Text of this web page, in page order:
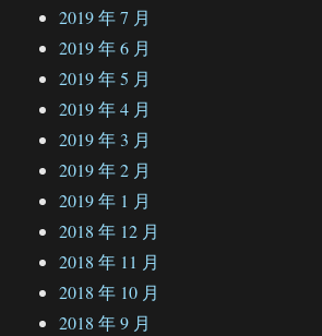
2019 年 7 月
2019 年 6 月
2019 年 5 月
2019 年 4 月
2019 年 3 月
2019 年 2 月
2019 年 1 月
2018 年 12 月
2018 年 11 月
2018 年 10 月
2018 年 9 月